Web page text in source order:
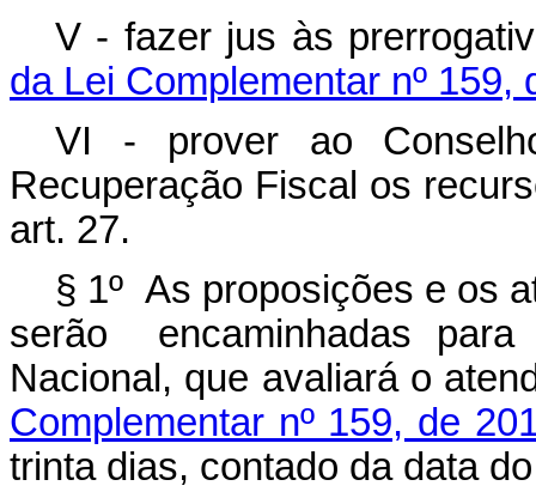
V - fazer jus às
da Lei Complementar nº 159,
VI - prover ao
Recuperação Fiscal os
art. 27.
§ 1º As proposições e os
serão encaminhadas para
Nacional, que avaliará o
Complementar nº 159, de
trinta dias, contado da data